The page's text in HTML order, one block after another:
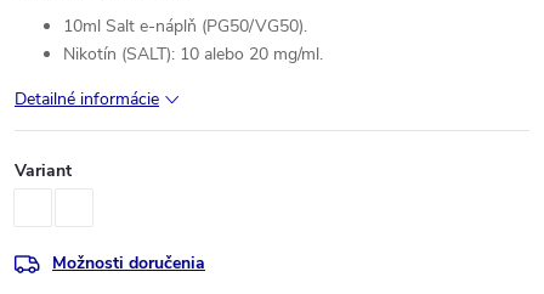
10ml Salt e-náplň (PG50/VG50).
Nikotín (SALT): 10 alebo 20 mg/ml.
Detailné informácie
Variant
Možnosti doručenia